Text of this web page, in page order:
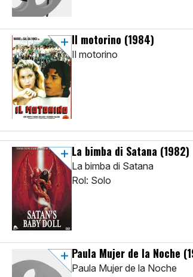
Il motorino (1984)
Il motorino
La bimba di Satana (1982)
La bimba di Satana
Rol: Solo
Paula Mujer de la Noche
Paula Mujer de la Noche